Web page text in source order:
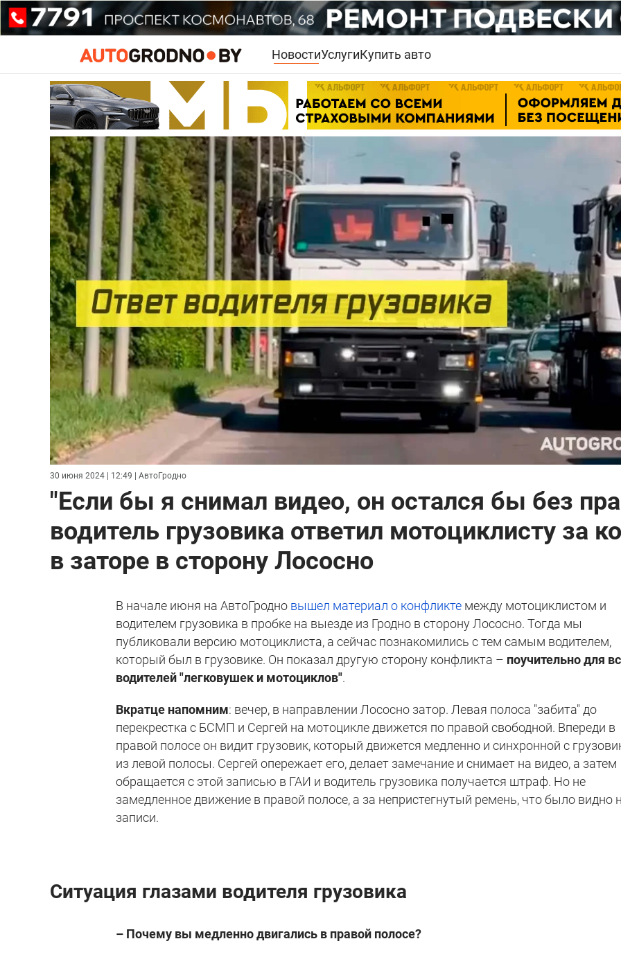
НовостиУслугиКупить авто
30 июня 2024 | 12:49 | АвтоГродно
"Если бы я снимал видео, он остался бы без
водитель грузовика ответил мотоциклисту за
в заторе в сторону Лососно
В начале июня на АвтоГродно вышел материал о конфликте между мотоциклистом и
водителем грузовика в пробке на выезде из Гродно в сторону Лососно. Тогда мы
публиковали версию мотоциклиста, а сейчас познакомились с тем самым водителем,
который был в грузовике. Он показал другую сторону конфликта – поучительно для
водителей "легковушек и мотоциклов".
Вкратце напомним: вечер, в направлении Лососно затор. Левая полоса "забита" до
перекрестка с БСМП и Сергей на мотоцикле движется по правой свободной. Впереди в
правой полосе он видит грузовик, который движется медленно и синхронной с
из левой полосы. Сергей опережает его, делает замечание и снимает на видео, а затем
обращается с этой записью в ГАИ и водитель грузовика получается штраф. Но не
замедленное движение в правой полосе, а за непристегнутый ремень, что было видно
записи.
Ситуация глазами водителя грузовика
– Почему вы медленно двигались в правой полосе?